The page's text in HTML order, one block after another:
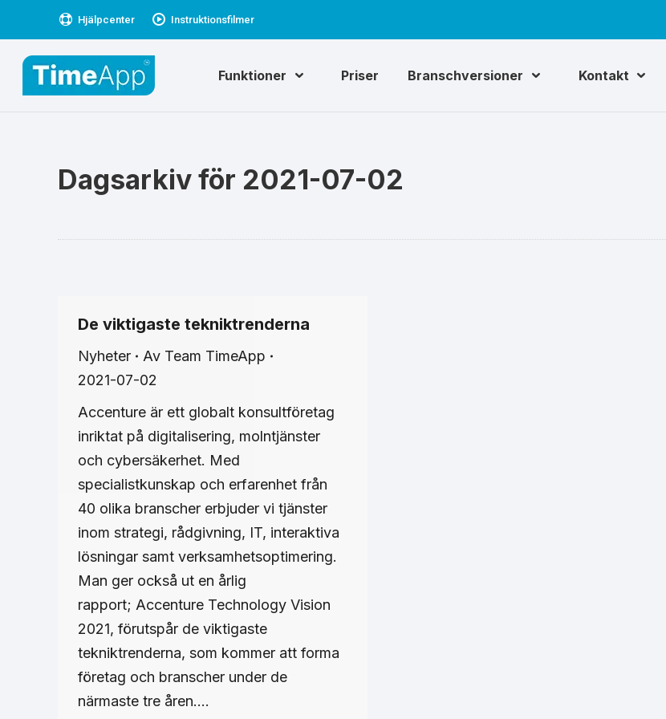
Hjälpcenter Instruktionsfilmer
Funktioner Priser Branschversioner Kontakt
Dagsarkiv för 2021-07-02
De viktigaste tekniktrenderna
Nyheter Av Team TimeApp
2021-07-02
Accenture är ett globalt konsultföretag
inriktat på digitalisering, molntjänster
och cybersäkerhet. Med
specialistkunskap och erfarenhet från
40 olika branscher erbjuder vi tjänster
inom strategi, rådgivning, IT, interaktiva
lösningar samt verksamhetsoptimering.
Man ger också ut en årlig
rapport; Accenture Technology Vision
2021, förutspår de viktigaste
tekniktrenderna, som kommer att forma
företag och branscher under de
närmaste tre åren.…